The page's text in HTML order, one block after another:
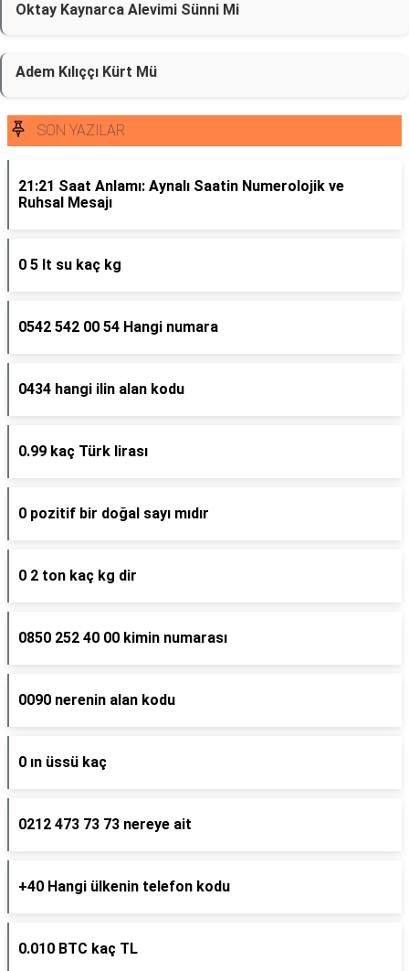
Oktay Kaynarca Alevimi Sünni Mi
Adem Kılıççı Kürt Mü
SON YAZILAR
21:21 Saat Anlamı: Aynalı Saatin Numerolojik ve
Ruhsal Mesajı
0 5 lt su kaç kg
0542 542 00 54 Hangi numara
0434 hangi ilin alan kodu
0.99 kaç Türk lirası
0 pozitif bir doğal sayı mıdır
0 2 ton kaç kg dir
0850 252 40 00 kimin numarası
0090 nerenin alan kodu
0 ın üssü kaç
0212 473 73 73 nereye ait
+40 Hangi ülkenin telefon kodu
0.010 BTC kaç TL